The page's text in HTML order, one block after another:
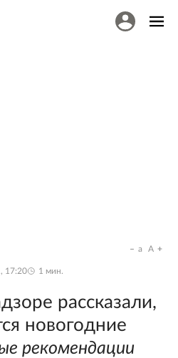
17:20 1 мин.
a A
рассказали,
новогодние
рекомендации